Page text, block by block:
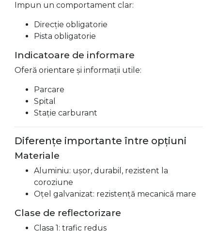
Impun un comportament clar:
Direcție obligatorie
Pista obligatorie
Indicatoare de informare
Oferă orientare și informații utile:
Parcare
Spital
Stație carburant
Diferențe importante între opțiuni
Materiale
Aluminiu: ușor, durabil, rezistent la
coroziune
Oțel galvanizat: rezistență mecanică mare
Clase de reflectorizare
Clasa 1: trafic redus